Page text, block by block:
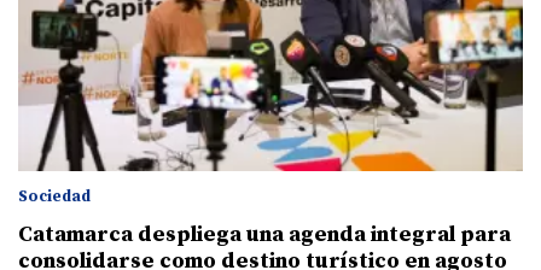
Sociedad
Catamarca despliega una agenda integral para
consolidarse como destino turístico en agosto